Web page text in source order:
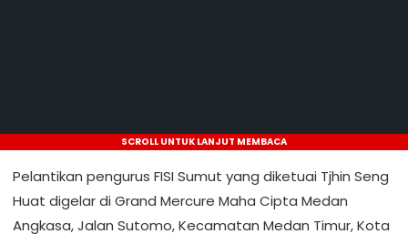
SCROLL UNTUK LANJUT MEMBACA
Pelantikan pengurus FISI Sumut yang diketuai Tjhin Seng
Huat digelar di Grand Mercure Maha Cipta Medan
Angkasa, Jalan Sutomo, Kecamatan Medan Timur, Kota